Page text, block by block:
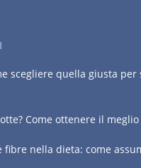
scegliere quella giusta
Come ottenere il
fibre nella dieta: come